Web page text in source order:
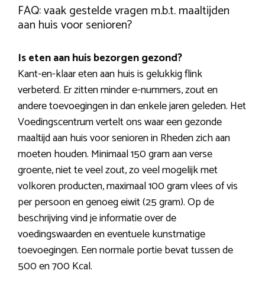
FAQ: vaak gestelde vragen m.b.t. maaltijden
aan huis voor senioren?
Is eten aan huis bezorgen gezond?
Kant-en-klaar eten aan huis is gelukkig flink
verbeterd. Er zitten minder e-nummers, zout en
andere toevoegingen in dan enkele jaren geleden. Het
Voedingscentrum vertelt ons waar een gezonde
maaltijd aan huis voor senioren in Rheden zich aan
moeten houden. Minimaal 150 gram aan verse
groente, niet te veel zout, zo veel mogelijk met
volkoren producten, maximaal 100 gram vlees of vis
per persoon en genoeg eiwit (25 gram). Op de
beschrijving vind je informatie over de
voedingswaarden en eventuele kunstmatige
toevoegingen. Een normale portie bevat tussen de
500 en 700 Kcal.